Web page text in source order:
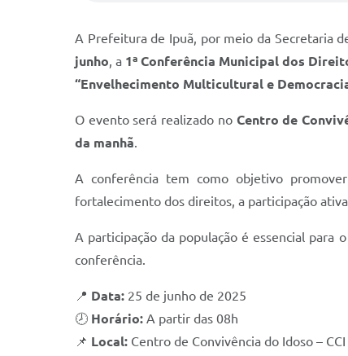
A Prefeitura de Ipuã, por meio da Secretaria
junho, a 1ª Conferência Municipal dos
“Envelhecimento Multicultural e
O evento será realizado no Centro de
da manhã.
A conferência tem como objetivo
fortalecimento dos direitos, a participação
A participação da população é essencial para
conferência.
📍 Data: 25 de junho de 2025
🕗 Horário: A partir das 08h
📌 Local: Centro de Convivência do Idoso – CCI